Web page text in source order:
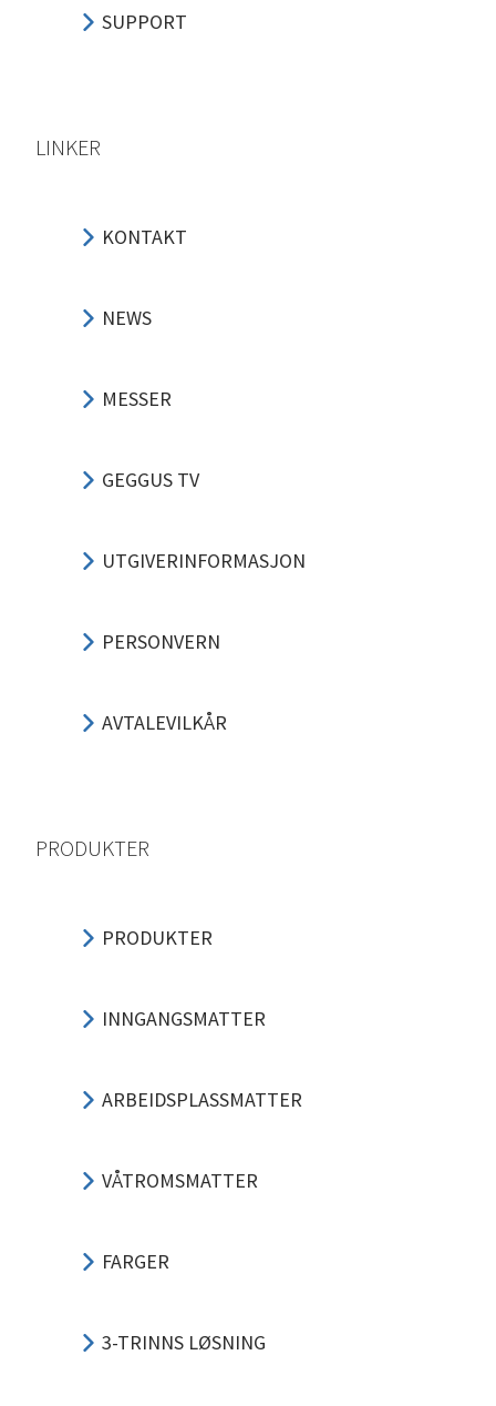
SUPPORT
LINKER
KONTAKT
NEWS
MESSER
GEGGUS TV
UTGIVERINFORMASJON
PERSONVERN
AVTALEVILKÅR
PRODUKTER
PRODUKTER
INNGANGSMATTER
ARBEIDSPLASSMATTER
VÅTROMSMATTER
FARGER
3-TRINNS LØSNING